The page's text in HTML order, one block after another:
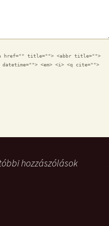
href="" title=""> <abbr title="">
<em> <i> <q cite="">
hozzászólások